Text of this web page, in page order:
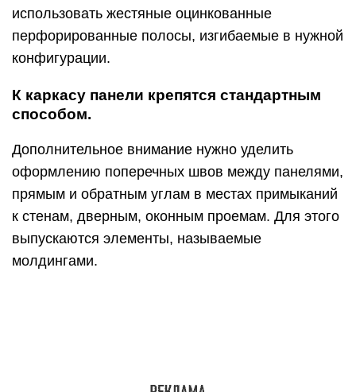
использовать жестяные оцинкованные
перфорированные полосы, изгибаемые в нужной
конфигурации.
К каркасу панели крепятся стандартным
способом.
Дополнительное внимание нужно уделить
оформлению поперечных швов между панелями,
прямым и обратным углам в местах примыканий
к стенам, дверным, оконным проемам. Для этого
выпускаются элементы, называемые
молдингами.